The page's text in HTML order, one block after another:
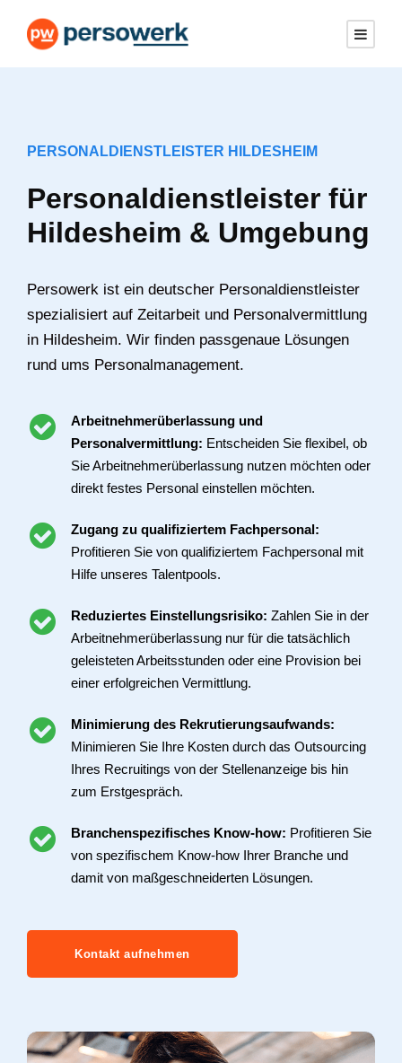
PERSONALDIENSTLEISTER HILDESHEIM
Personaldienstleister für
Hildesheim & Umgebung
Persowerk ist ein deutscher Personaldienstleister
spezialisiert auf Zeitarbeit und Personalvermittlung
in Hildesheim. Wir finden passgenaue Lösungen
rund ums Personalmanagement.
Arbeitnehmerüberlassung und
Personalvermittlung: Entscheiden Sie flexibel, ob
Sie Arbeitnehmerüberlassung nutzen möchten oder
direkt festes Personal einstellen möchten.
Zugang zu qualifiziertem Fachpersonal:
Profitieren Sie von qualifiziertem Fachpersonal mit
Hilfe unseres Talentpools.
Reduziertes Einstellungsrisiko: Zahlen Sie in der
Arbeitnehmerüberlassung nur für die tatsächlich
geleisteten Arbeitsstunden oder eine Provision bei
einer erfolgreichen Vermittlung.
Minimierung des Rekrutierungsaufwands:
Minimieren Sie Ihre Kosten durch das Outsourcing
Ihres Recruitings von der Stellenanzeige bis hin
zum Erstgespräch.
Branchenspezifisches Know-how: Profitieren Sie
von spezifischem Know-how Ihrer Branche und
damit von maßgeschneiderten Lösungen.
Kontakt aufnehmen